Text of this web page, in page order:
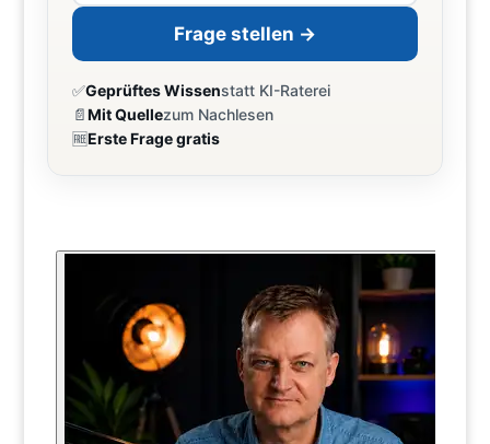
Frage stellen →
✅Geprüftes Wissenstatt KI-Raterei
📄Mit Quellezum Nachlesen
🆓Erste Frage gratis